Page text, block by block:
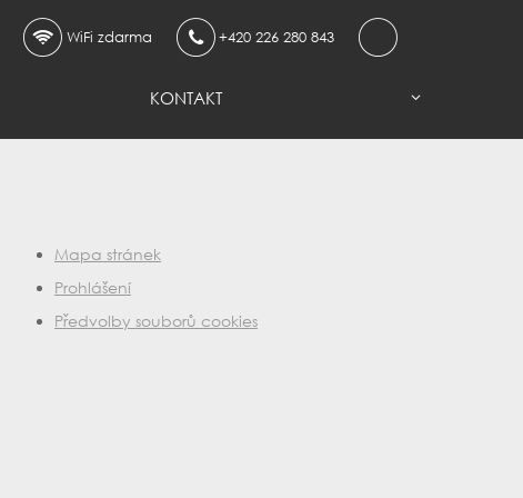
+420 226 280 843
WiFi zdarma
KONTAKT
Mapa stránek
Prohlášení
Předvolby souborů cookies